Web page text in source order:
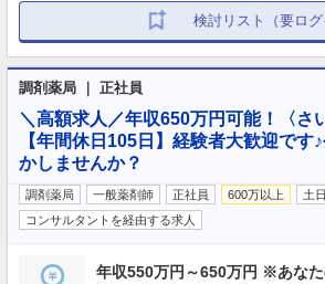
検討リスト（要ログ
調剤薬局 ｜ 正社員
＼高額求人／年収650万円可能！〈さ
【年間休日105日】経験者大歓迎です
かしませんか？
調剤薬局 一般薬剤師 正社員 600万以上
土
コンサルタントを経由する求人
年収550万円～650万円 ※あな